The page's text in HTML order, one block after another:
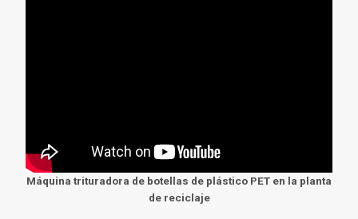
Máquina trituradora de botellas de plástico PET en la planta
de reciclaje